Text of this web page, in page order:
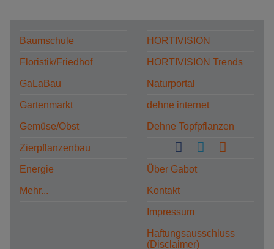
Baumschule
Floristik/Friedhof
GaLaBau
Gartenmarkt
Gemüse/Obst
Zierpflanzenbau
Energie
Mehr...
HORTIVISION
HORTIVISION Trends
Naturportal
dehne internet
Dehne Topfpflanzen
Über Gabot
Kontakt
Impressum
Haftungsausschluss
(Disclaimer)